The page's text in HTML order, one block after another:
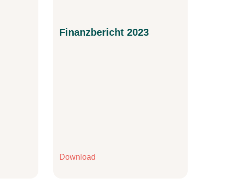
Finanzbericht 2023
Download